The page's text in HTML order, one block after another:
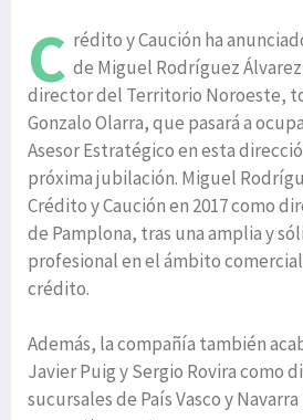
C rédito y Caución ha
de Miguel Rodríguez
director del Territorio Noroeste,
Gonzalo Olarra, que pasará a
Asesor Estratégico en esta
próxima jubilación. Miguel
Crédito y Caución en 2017 como
de Pamplona, tras una amplia y
profesional en el ámbito
crédito.
Además, la compañía también
Javier Puig y Sergio Rovira como
sucursales de País Vasco y Navarra